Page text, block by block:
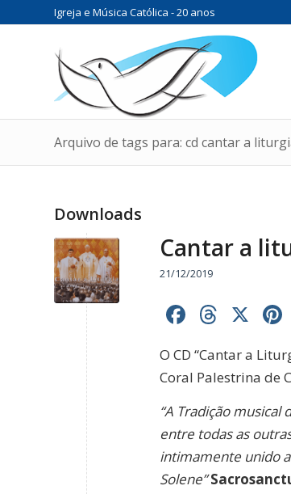
Igreja e Música Católica - 20 anos
Arquivo de tags para: cd cantar a
Downloads
Cantar a
21/12/2019
X
O CD “Cantar a
Coral Palestrina de
“A Tradição
entre todas as
intimamente unido
Solene”